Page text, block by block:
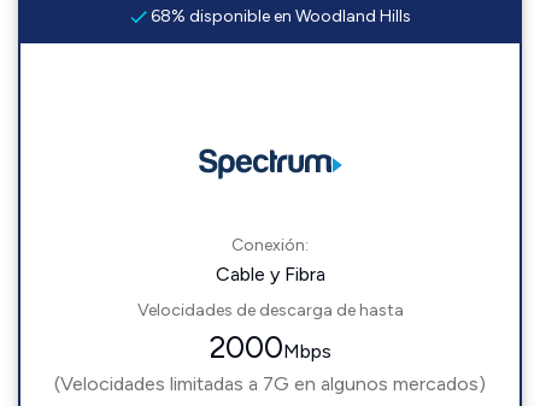
68% disponible en Woodland Hills
Conexión:
Cable y Fibra
Velocidades de descarga de hasta
2000Mbps
(Velocidades limitadas a 7G en algunos mercados)